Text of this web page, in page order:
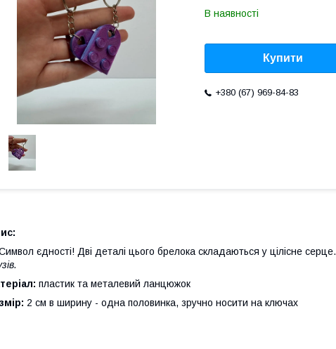
В наявності
Купити
+380 (67) 969-84-83
єдності! Дві деталі цього брелока складаються у цілісне серце.
пластик та металевий ланцюжок
2 см в ширину - одна половинка, зручно носити на ключах